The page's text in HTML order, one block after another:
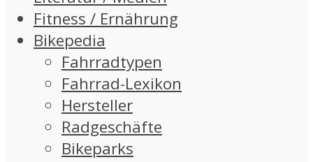
Fitness / Ernährung
Bikepedia
Fahrradtypen
Fahrrad-Lexikon
Hersteller
Radgeschäfte
Bikeparks